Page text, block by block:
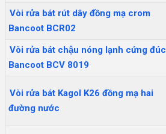
Vòi rửa bát rút dây đồng mạ crom
Bancoot BCR02
Vòi rửa bát chậu nóng lạnh cứng đúc
Bancoot BCV 8019
Vòi rửa bát Kagol K26 đồng mạ hai
đường nước